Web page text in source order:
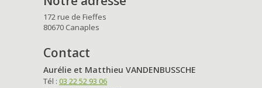
172 rue de Fieffes
80670 Canaples
Contact
Aurélie et Matthieu VANDENBUSSCHE
Tél : 03 22 52 93 06